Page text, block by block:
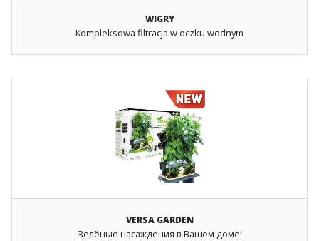
WIGRY
Kompleksowa filtracja w oczku wodnym
VERSA GARDEN
Зелёные насаждения в Вашем доме!